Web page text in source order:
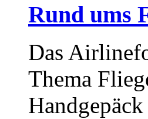
Rund ums
Das
Thema